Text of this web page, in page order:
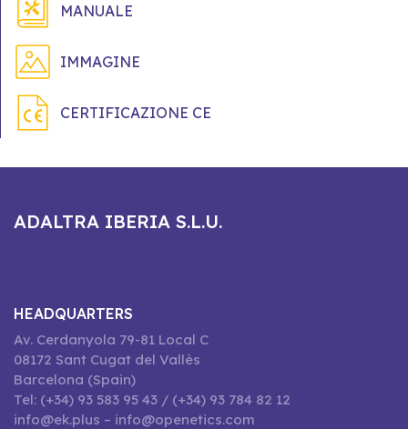
MANUALE
IMMAGINE
CERTIFICAZIONE CE
ADALTRA IBERIA S.L.U.
HEADQUARTERS
Av. Cerdanyola 79-81 Local C
08172 Sant Cugat del Vallès
Barcelona (Spain)
Tel: (+34) 93 583 95 43 / (+34) 93 784 82 12
info@ek.plus – info@openetics.com